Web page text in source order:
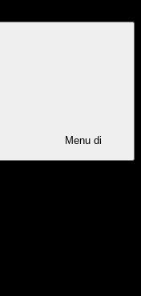
Menu di